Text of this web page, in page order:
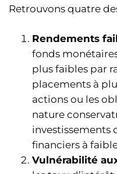
Retrouvons quatre
Rendements
fonds
plus faibles par
placements à
actions ou les
nature
investissements
financiers à
Vulnérabilité